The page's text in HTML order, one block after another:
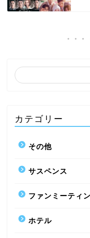
カテゴリー
その他
サスペンス
ファンミーティ
ホテル